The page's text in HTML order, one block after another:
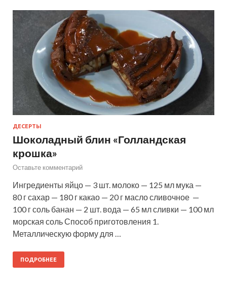
ДЕСЕРТЫ
Шоколадный блин «Голландская
крошка»
Оставьте комментарий
Ингредиенты яйцо — 3 шт. молоко — 125 мл мука —
80 г сахар — 180 г какао — 20 г масло сливочное —
100 г соль банан — 2 шт. вода — 65 мл сливки — 100 мл
морская соль Способ приготовления 1.
Металлическую форму для …
ПОДРОБНЕЕ